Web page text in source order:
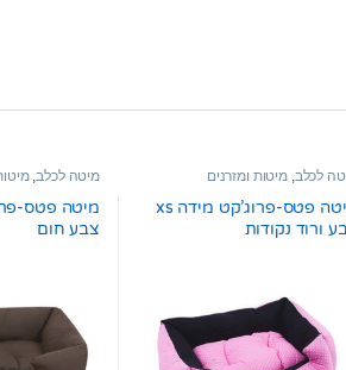
לכלב מיטות ומזרנים
מיטה פטס-פרוג’קט מידה xs
ורוד נקודות
מיטה לכלב,
צבע חום